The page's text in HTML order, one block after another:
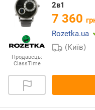
Продавець:
ClassTime
2в1
7 360
Rozetka.ua
(Київ)